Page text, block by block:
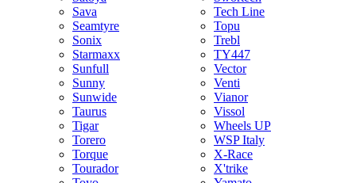
Sava
Seamtyre
Sonix
Starmaxx
Sunfull
Sunny
Sunwide
Taurus
Tigar
Torero
Torque
Tourador
Tech Line
Topu
Trebl
TY447
Vector
Venti
Vianor
Vissol
Wheels UP
WSP Italy
X-Race
X'trike